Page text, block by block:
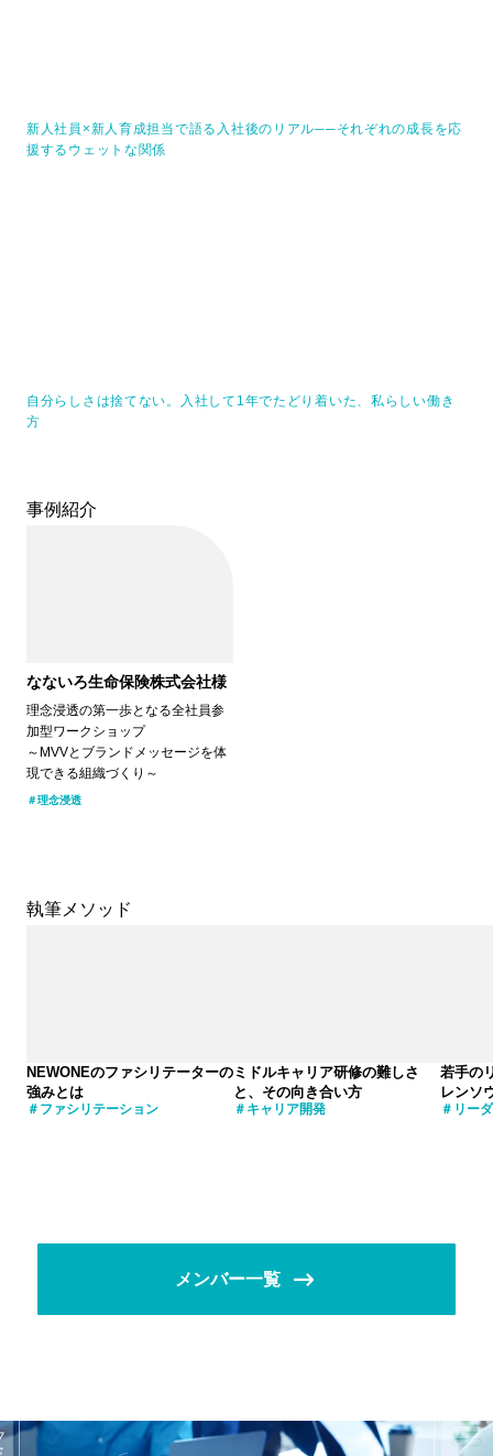
新人社員×新人育成担当で語る入社後のリアル──それぞれの成長を応
援するウェットな関係
自分らしさは捨てない。入社して1年でたどり着いた、私らしい働き
方
事例紹介
なないろ生命保険株式会社様
理念浸透の第一歩となる全社員参
加型ワークショップ
～MVVとブランドメッセージを体
現できる組織づくり～
理念浸透
執筆メソッド
NEWONEのファシリテーターの
強みとは
ファシリテーション
ミドルキャリア研修の難しさ
と、その向き合い方
キャリア開発
若手の
レンソ
リー
メンバー一覧